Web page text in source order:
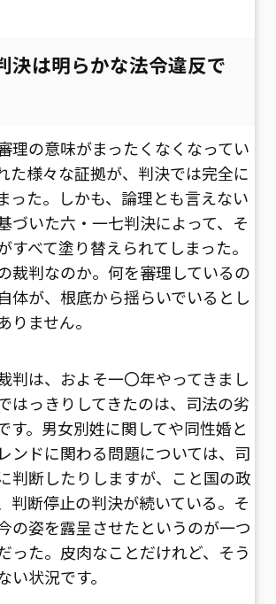
決は明らかな法令違反で
の意味がまったくなくなってい
た様々な証拠が、判決では完全に
った。しかも、論理とも言えない
づいた六・一七判決によって、そ
すべて塗り替えられてしまった。
裁判なのか。何を審理しているの
体が、根底から揺らいでいるとし
りません。
は、およそ一〇年やってきまし
はっきりしてきたのは、司法の劣
す。男女別姓に関してや同性婚と
ンドに関わる問題については、司
判断したりしますが、こと国の政
判断停止の判決が続いている。そ
の姿を露呈させたというのが一つ
った。皮肉なことだけれど、そう
い状況です。